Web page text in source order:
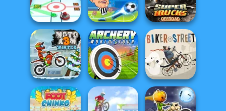
360 Epic City
Swimming Pro
Classic Bowling
Super Trucks
Offroad 2
Football
Legends 2021
3D Air Hockey